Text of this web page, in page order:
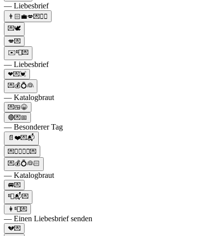
— Liebesbrief
👨🏻‍💼💋💌❤️‍🔥
💌🕊️
💋💌
✉️📮💌
— Liebesbrief
❤💌💓
💌💰💍👰
— Katalogbraut
💌🍱😀
🔴💌📅
— Besonderer Tag
📄❤️💌📬
💌👩‍⚕️👨‍⚕️💌
💌💰💍👰🏻
— Katalogbraut
🚐💌
📮📬💌
👩📮💌
— Einen Liebesbrief senden
💔💌